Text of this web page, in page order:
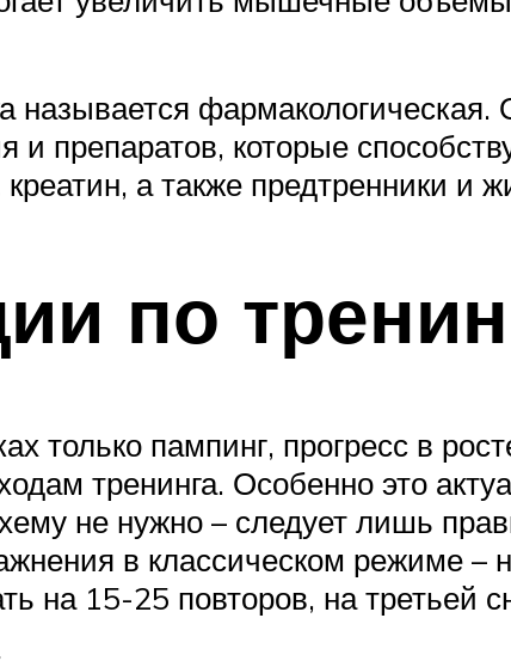
называется
и препаратов, которые
а также предтренники и
по
только пампинг, прогресс в
тренинга. Особенно это
не нужно – следует лишь
в классическом режиме –
на 15-25 повторов, на третьей